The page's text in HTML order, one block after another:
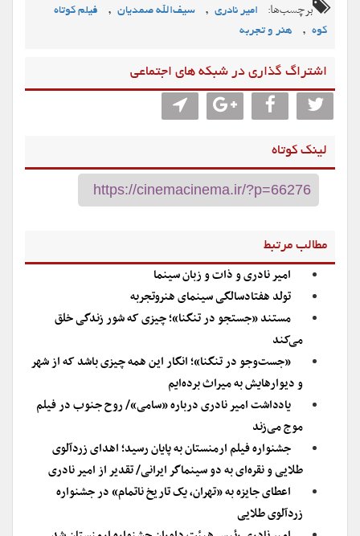
برچسب‌ها: امیر نادری , سیف‌الله صمدیان ,
فیلم کوتاه
کوه , هنر و تجربه
اشتراگ گذاری در شبکه های اجتماعی
لینک کوتاه
مطالب مرتبط
امیر نادری و ذات و زبان سینما
تولد هفتادسالگی سینمای هنروتجربه
مستند «جستجو در تنگنا»؛ چیزی که شور زندگی خلق
می‌کند
«جست‌و‌جو در تنگنا»؛ انگار این همه‌ چیزی باشد که از شهر
و دیوارهایش به میراث برده‌ایم
یادداشت امیر نادری درباره «سامی»/ روح جنوب در فیلم
موج می‌زند
جشنواره فیلم ارمنستان به پایان رسید؛ اهدای زردآلوی
طلایی و نقره‌ای به دو سینماگر ایرانی/ تقدیر از امیر نادری
اعطای جایزه به «تهران، یک تاریخ ناتمام» در جشنواره
زردآلوی طلایی